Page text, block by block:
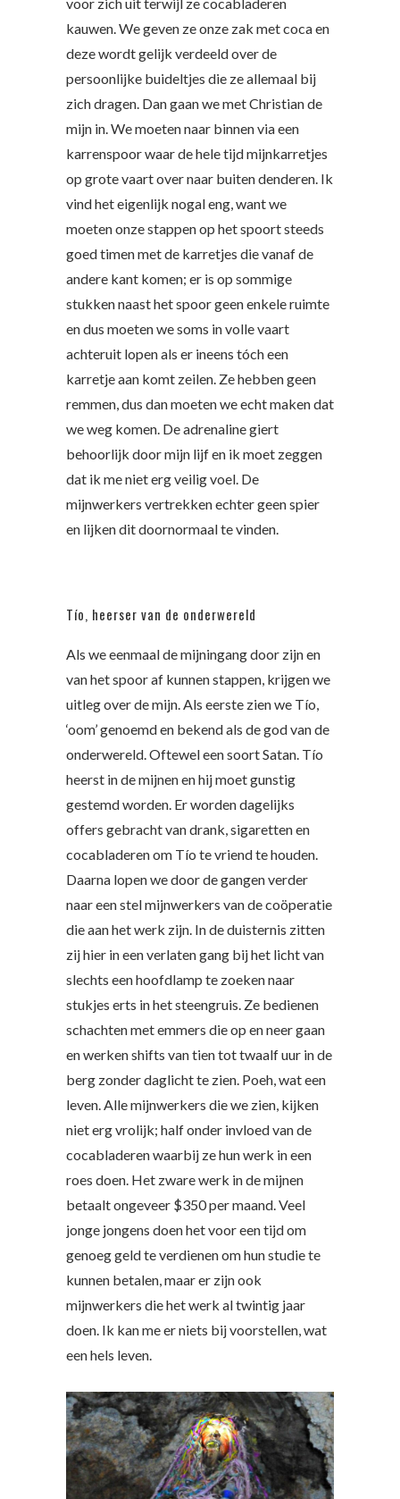
kauwen. We geven ze onze zak met coca en
deze wordt gelijk verdeeld over de
persoonlijke buideltjes die ze allemaal bij
zich dragen. Dan gaan we met Christian de
mijn in. We moeten naar binnen via een
karrenspoor waar de hele tijd mijnkarretjes
op grote vaart over naar buiten denderen. Ik
vind het eigenlijk nogal eng, want we
moeten onze stappen op het spoort steeds
goed timen met de karretjes die vanaf de
andere kant komen; er is op sommige
stukken naast het spoor geen enkele ruimte
en dus moeten we soms in volle vaart
achteruit lopen als er ineens tóch een
karretje aan komt zeilen. Ze hebben geen
remmen, dus dan moeten we echt maken dat
we weg komen. De adrenaline giert
behoorlijk door mijn lijf en ik moet zeggen
dat ik me niet erg veilig voel. De
mijnwerkers vertrekken echter geen spier
en lijken dit doornormaal te vinden.
Tío, heerser van de onderwereld
Als we eenmaal de mijningang door zijn en
van het spoor af kunnen stappen, krijgen we
uitleg over de mijn. Als eerste zien we Tío,
‘oom’ genoemd en bekend als de god van de
onderwereld. Oftewel een soort Satan. Tío
heerst in de mijnen en hij moet gunstig
gestemd worden. Er worden dagelijks
offers gebracht van drank, sigaretten en
cocabladeren om Tío te vriend te houden.
Daarna lopen we door de gangen verder
naar een stel mijnwerkers van de coöperatie
die aan het werk zijn. In de duisternis zitten
zij hier in een verlaten gang bij het licht van
slechts een hoofdlamp te zoeken naar
stukjes erts in het steengruis. Ze bedienen
schachten met emmers die op en neer gaan
en werken shifts van tien tot twaalf uur in de
berg zonder daglicht te zien. Poeh, wat een
leven. Alle mijnwerkers die we zien, kijken
niet erg vrolijk; half onder invloed van de
cocabladeren waarbij ze hun werk in een
roes doen. Het zware werk in de mijnen
betaalt ongeveer $350 per maand. Veel
jonge jongens doen het voor een tijd om
genoeg geld te verdienen om hun studie te
kunnen betalen, maar er zijn ook
mijnwerkers die het werk al twintig jaar
doen. Ik kan me er niets bij voorstellen, wat
een hels leven.